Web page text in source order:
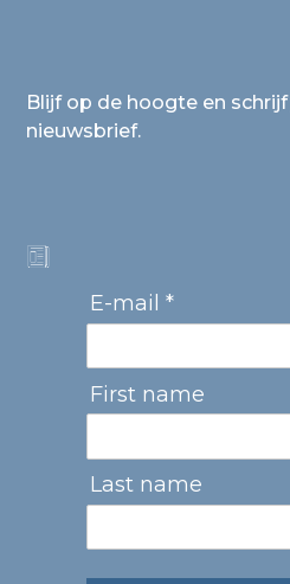
Blijf op de hoogte en
nieuwsbrief.
E-mail *
First name
Last name